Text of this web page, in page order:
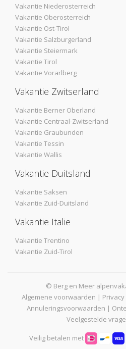
Vakantie Niederosterreich
Vakantie Oberosterreich
Vakantie Ost-Tirol
Vakantie Salzburgerland
Vakantie Steiermark
Vakantie Tirol
Vakantie Vorarlberg
Vakantie Zwitserland
Vakantie Berner Oberland
Vakantie Centraal-Zwitserland
Vakantie Graubunden
Vakantie Tessin
Vakantie Wallis
Vakantie Duitsland
Vakantie Saksen
Vakantie Zuid-Duitsland
Vakantie Italie
Vakantie Trentino
Vakantie Zuid-Tirol
© Berg en Meer
Algemene voorwaarden |
Annuleringsvoorwaarden |
Veelgestelde
Veilig betalen met